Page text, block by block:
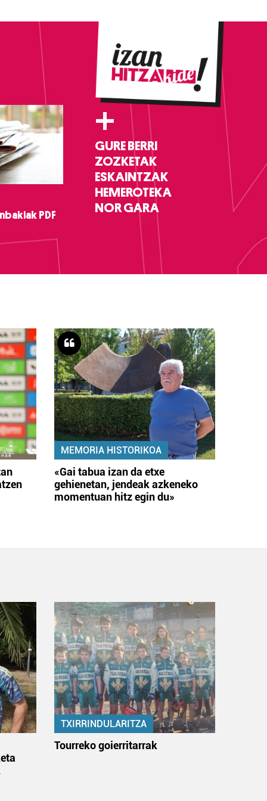
PDF
+
GURE BERRI
ZOZKETAK
ESKAINTZAK
HEMEROTEKA
NOR GARA
MEMORIA HISTORIKOA
«Gai tabua izan da etxe
gehienetan, jendeak azkeneko
momentuan hitz egin du»
TXIRRINDULARITZA
Tourreko goierritarrak